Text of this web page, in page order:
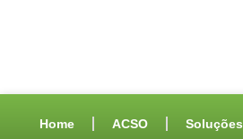
Home ACSO Soluções